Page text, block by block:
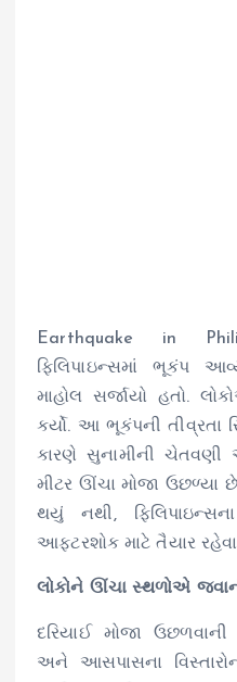
Earthquake in
ફિલિપાઇન્સમાં ભૂકંપ
માહોલ સર્જાયો હતો.
કર્યો. આ ભૂકંપની તીવ્રતા
કારણે સુનામીની
મીટર ઊંચા મોજા ઉછળ્યા
થયું નથી,
આફ્ટરશોક માટે તૈયાર
લોકોને ઊંચા સ્થળોએ
દરિયાઈ મોજા
અને આસપાસના